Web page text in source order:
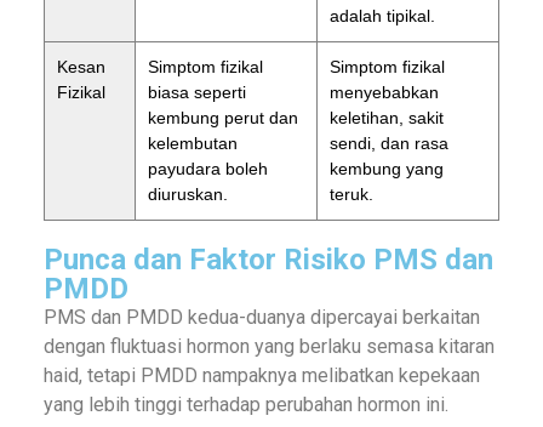
adalah tipikal.
Kesan
Fizikal
Simptom fizikal
biasa seperti
kembung perut dan
kelembutan
payudara boleh
diuruskan.
Simptom fizikal
menyebabkan
keletihan, sakit
sendi, dan rasa
kembung yang
teruk.
Punca dan Faktor Risiko PMS dan
PMDD
PMS dan PMDD kedua-duanya dipercayai berkaitan
dengan fluktuasi hormon yang berlaku semasa kitaran
haid, tetapi PMDD nampaknya melibatkan kepekaan
yang lebih tinggi terhadap perubahan hormon ini.